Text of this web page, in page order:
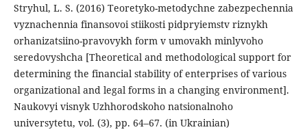
Stryhul, L. S. (2016) Teoretyko-metodychne zabezpechennia
vyznachennia finansovoi stiikosti pidpryiemstv riznykh
orhanizatsiino-pravovykh form v umovakh minlyvoho
seredovyshcha [Theoretical and methodological support for
determining the financial stability of enterprises of various
organizational and legal forms in a changing environment].
Naukovyi visnyk Uzhhorodskoho natsionalnoho
universytetu, vol. (3), pp. 64–67. (in Ukrainian)